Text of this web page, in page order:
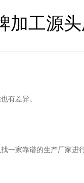
加工源
有差异。
一家靠谱的生产厂家进